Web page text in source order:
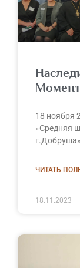
18 ноября
«Средняя
г.Добруша»
ЧИТАТЬ
18.11.2023